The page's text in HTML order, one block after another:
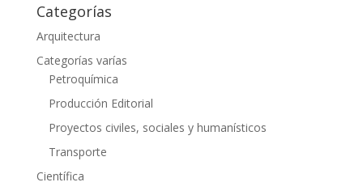
Categorías
Arquitectura
Categorías varías
Petroquímica
Producción Editorial
Proyectos civiles, sociales y humanísticos
Transporte
Científica